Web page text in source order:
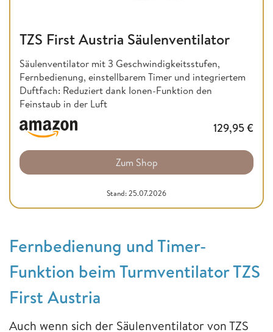
TZS First Austria Säulenventilator
Säulenventilator mit 3 Geschwindigkeitsstufen,
Fernbedienung, einstellbarem Timer und integriertem
Duftfach: Reduziert dank Ionen-Funktion den
Feinstaub in der Luft
129,95€
Zum Shop
Stand: 25.07.2026
Fernbedienung und Timer-
Funktion beim Turmventilator TZS
First Austria
Auch wenn sich der Säulenventilator von TZS